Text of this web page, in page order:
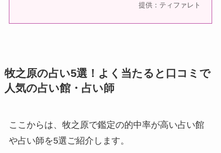
提供：ティファレト
牧之原の占い5選！よく当たると口コミで
人気の占い館・占い師
ここからは、牧之原で鑑定の的中率が高い占い館
や占い師を5選ご紹介します。